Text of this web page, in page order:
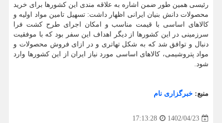
رئیسی همین طور ضمن اشاره به علاقه مندی این کشورها برای خرید
محصولات دانش بنیان ایرانی اظهار داشت: تسهیل تامین مواد اولیه و
کالاهای اساسی با قیمت مناسب و امکان اجرای طرح کشت فرا
سرزمینی در این کشورها از دیگر اهداف این سفر بود که با موفقیت
دنبال و توافق شد که به شکل تهاتری و در ازای فروش محصولات و
مواد پتروشیمی، کالاهای اساسی مورد نیاز ایران از این کشورها وارد
شود.
منبع: خبرگزاری نام
1402/04/23
17:13:28